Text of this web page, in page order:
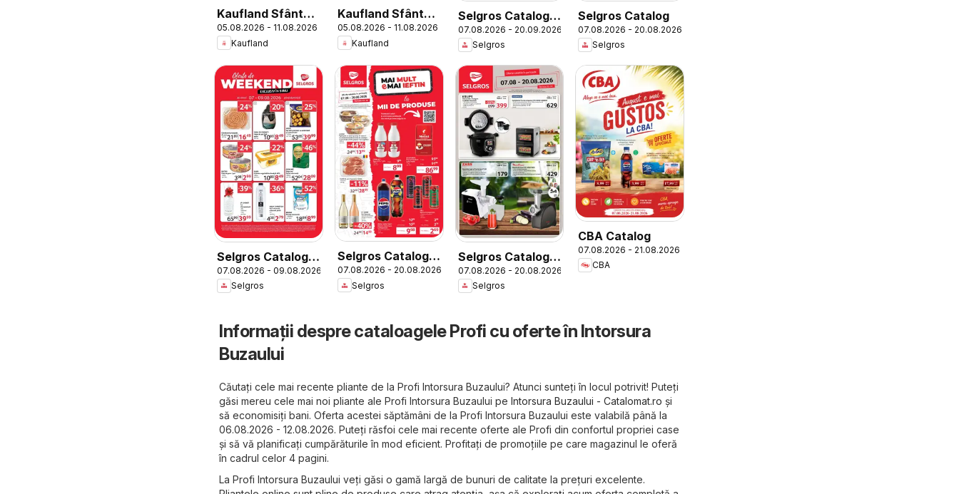
Kaufland Sfântu
Gheorghe
05.08.2026 - 11.08.2026
Kaufland
Kaufland Sfântu
Gheorghe
05.08.2026 - 11.08.2026
Kaufland
Selgros Catalog
Şcoala
07.08.2026 - 20.09.2026
Selgros
Selgros Catalog
07.08.2026 - 20.08.2026
Selgros
Selgros Catalog
Oferte de
weekend
07.08.2026 - 09.08.2026
Selgros
Selgros Catalog
Magazine Mici
07.08.2026 - 20.08.2026
Selgros
Selgros Catalog
Nonfood
07.08.2026 - 20.08.2026
Selgros
CBA Catalog
07.08.2026 - 21.08.2026
CBA
Informații despre cataloagele Profi cu oferte în Intorsura
Buzaului
Căutați cele mai recente pliante de la Profi Intorsura Buzaului? Atunci sunteți în locul potrivit! Puteți
găsi mereu cele mai noi pliante ale Profi Intorsura Buzaului pe Intorsura Buzaului - Catalomat.ro și
să economisiți bani. Oferta acestei săptămâni de la Profi Intorsura Buzaului este valabilă până la
06.08.2026 - 12.08.2026. Puteți răsfoi cele mai recente oferte ale Profi din confortul propriei case
și să vă planificați cumpărăturile în mod eficient. Profitați de promoțiile pe care magazinul le oferă
în cadrul celor 4 pagini.
La Profi Intorsura Buzaului veți găsi o gamă largă de bunuri de calitate la prețuri excelente.